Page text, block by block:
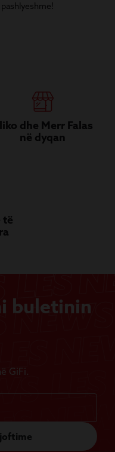
dhe Merr Falas
në dyqan
të
buletinin
GiFi.